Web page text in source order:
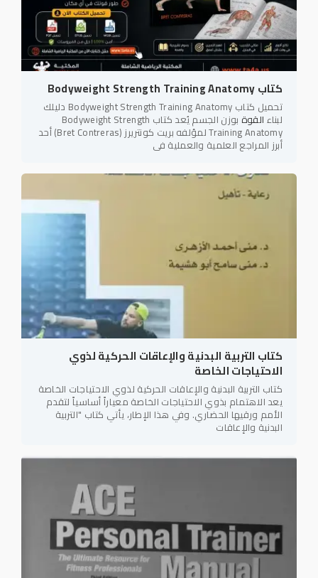
كتاب Bodyweight Strength Training Anatomy
تحميل كتاب Bodyweight Strength Training Anatomy دليلك
لبناء القوة بوزن الجسم يُعد كتاب Bodyweight Strength
Training Anatomy لمؤلفه بريت كونتريرز (Bret Contreras) أحد
أبرز المراجع العلمية والعملية في
كتاب التربية البدنية والإعاقات الحركية لذوي
الاحتياجات الخاصة
كتاب التربية البدنية والإعاقات الحركية لذوي الاحتياجات الخاصة
يعد الاهتمام بذوي الاحتياجات الخاصة معياراً أساسياً لتقدم
الأمم ورقيها الحضاري. وفي هذا الإطار، يأتي كتاب "التربية
البدنية والإعاقات